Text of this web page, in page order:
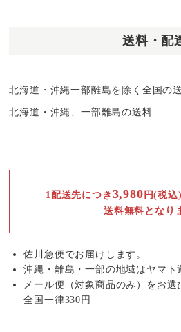
送料・配
北海道・沖縄一部離島を除く全国の
北海道・沖縄、一部離島の送料
1配送先につき 3,980 円(税
送料無料となり
佐川急便でお届けします。
沖縄・離島・一部の地域はヤマト
メール便（対象商品のみ）をお選
全国一律330円